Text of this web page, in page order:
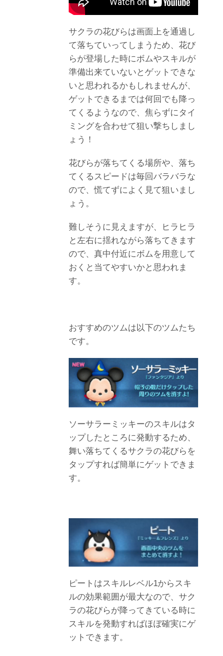
サクラの花びらは画面上を通過し
て落ちていってしまうため、花び
らが登場した時にボムやスキルが
準備出来ていないとゲットできな
いと思われるかもしれませんが、
ゲットできるまでは何回でも降っ
てくるようなので、焦らずにタイ
ミングを合わせて狙い撃ちしまし
ょう！
花びらが落ちてくる場所や、落ち
てくるスピードは毎回バラバラな
ので、慌てずによく見て狙いまし
ょう。
難しそうに見えますが、ヒラヒラ
と左右に揺れながら落ちてきます
ので、真中付近にボムを用意して
おくと当てやすいかと思われま
す。
おすすめのツムは以下のツムたち
です。
ソーサラーミッキーのスキルはタ
ップしたところに発動するため、
舞い落ちてくるサクラの花びらを
タップすれば簡単にゲットできま
す。
ピートはスキルレベル1からスキ
ルの効果範囲が最大なので、サク
ラの花びらが降ってきている時に
スキルを発動すればほぼ確実にゲ
ットできます。